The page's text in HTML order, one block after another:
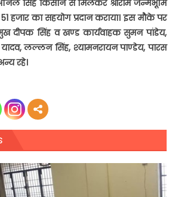
अनिल सिंह किसान से मिलकर श्रीराम जन्मभूमि
51हजार का सहयोग प्रदान कराया। इस मौके पर
दीपक सिंह व खण्ड कार्यवाहक सुमन पांडेय,
यादव,लल्लन सिंह, श्यामनरायन पाण्डेय,पारस
रहे।